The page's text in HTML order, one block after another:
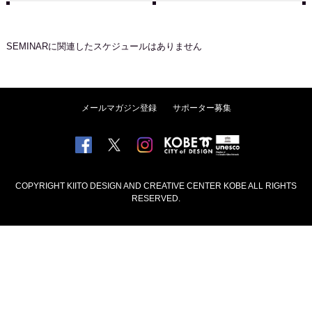
SEMINARに関連したスケジュールはありません
メールマガジン登録 サポーター募集
COPYRIGHT KIITO DESIGN AND CREATIVE CENTER KOBE ALL RIGHTS
RESERVED.